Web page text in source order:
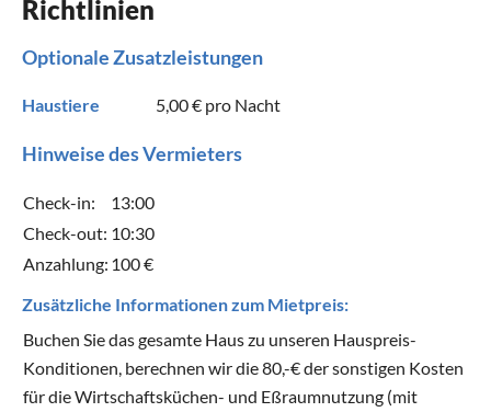
Richtlinien
Optionale Zusatzleistungen
Haustiere 5,00 € pro Nacht
Hinweise des Vermieters
Check-in:
13:00
Check-out: 10:30
Anzahlung: 100 €
Zusätzliche Informationen zum Mietpreis:
Buchen Sie das gesamte Haus zu unseren Hauspreis-
Konditionen, berechnen wir die 80,-€ der sonstigen Kosten
für die Wirtschaftsküchen- und Eßraumnutzung (mit